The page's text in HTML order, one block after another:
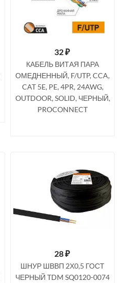
32₽
КАБЕЛЬ ВИТАЯ ПАРА
ОМЕДНЕННЫЙ, F/UTP, CCA,
CAT 5E, PE, 4PR, 24AWG,
OUTDOOR, SOLID, ЧЕРНЫЙ,
PROCONNECT
28₽
ШНУР ШВВП 2Х0,5 ГОСТ
ЧЕРНЫЙ TDM SQ0120-0074